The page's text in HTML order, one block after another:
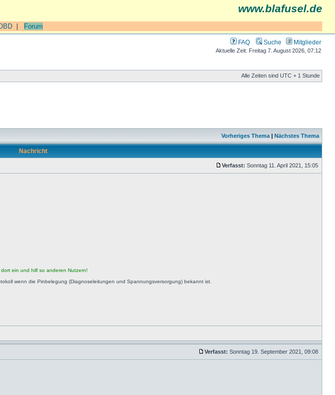
www.blafusel.de
Forum
FAQ Suche Mitglieder
Aktuelle Zeit: Freitag 7. August 2026, 07:12
Alle Zeiten sind UTC + 1 Stunde
Vorheriges Thema | Nächstes Thema
Nachricht
Verfasst: Sonntag 11. April 2021, 15:05
ein und hilf so anderen Nutzern!
wenn die Pinbelegung (Diagnoseleitungen und Spannungsversorgung) bekannt ist.
Verfasst: Sonntag 19. September 2021, 09:08